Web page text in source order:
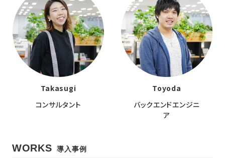
Takasugi
コンサルタント
Toyoda
バックエンドエンジニ
ア
WORKS 導入事例